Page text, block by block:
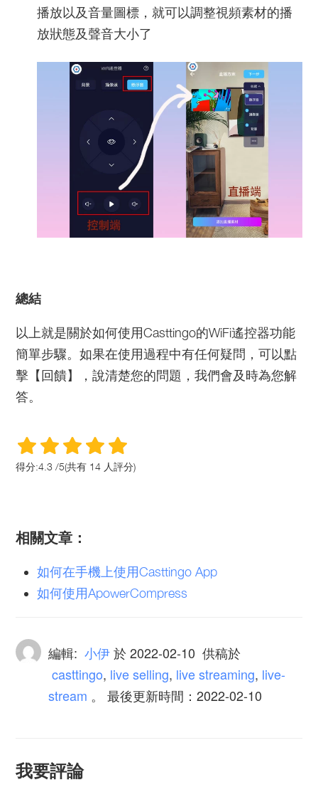
播放以及音量圖標，就可以調整視頻素材的播
放狀態及聲音大小了
總結
以上就是關於如何使用Casttingo的WiFi遙控器功能
簡單步驟。如果在使用過程中有任何疑問，可以點
擊【回饋】，說清楚您的問題，我們會及時為您解
答。
得分:4.3 /5(共有 14 人評分)
相關文章：
如何在手機上使用Casttingo App
如何使用ApowerCompress
編輯: 小伊於2022-02-10 供稿於
casttingo, live selling, live streaming, live-
stream 。 最後更新時間：2022-02-10
我要評論